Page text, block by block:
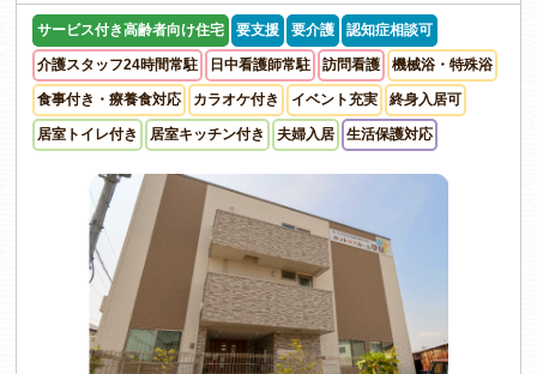
サービス付き高齢者向け住宅 要支援 要介護 認知症相談可
介護スタッフ24時間常駐 日中看護師常駐 訪問看護 機械浴・特殊浴
食事付き・療養食対応 カラオケ付き イベント充実 終身入居可
居室トイレ付き 居室キッチン付き 夫婦入居 生活保護対応